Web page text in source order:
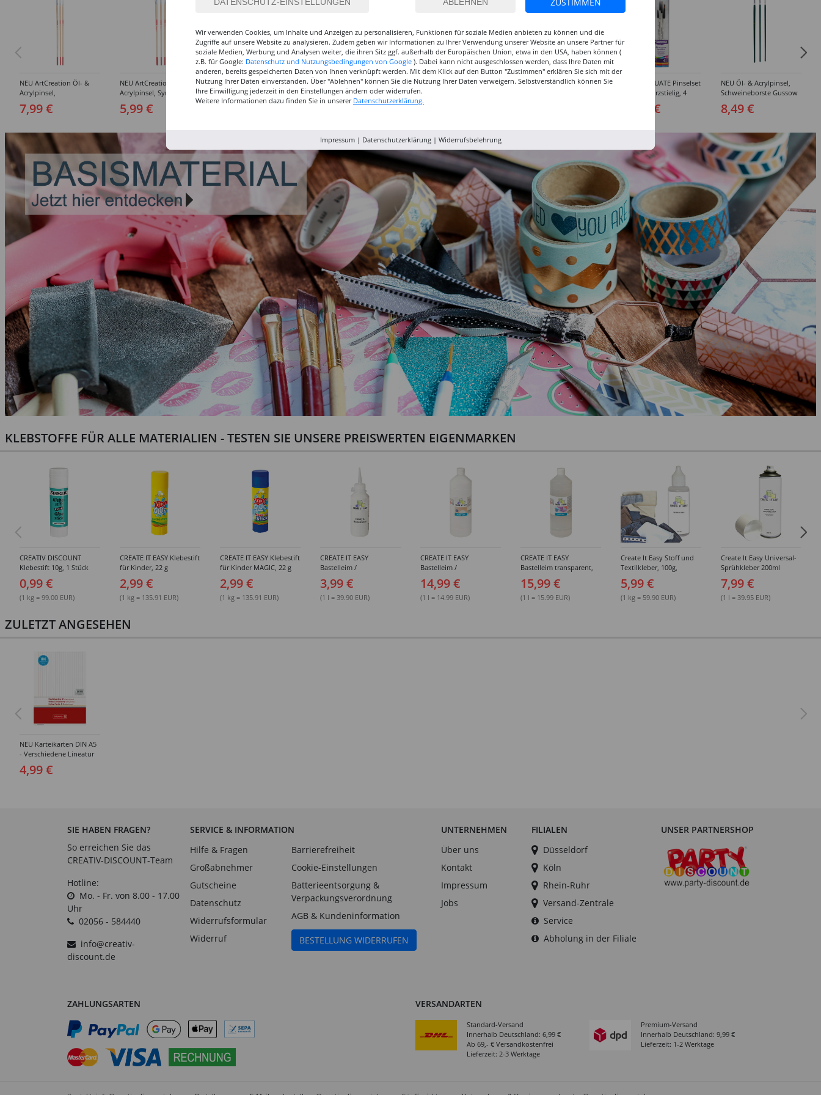
NEU ArtCreation Öl- &
Acrylpinsel,
3er Set, No. 2, 6, 10
7,99 €
NEU ArtCreation Öl- &
Acrylpinsel, Synthetik,
Flachpinsel, 4, 8, 16
5,99 €
NEU GRADUATE Pinselset
Rund, kurzstielig, 3
Synthetikpinsel
12,99 €
NEU GRADUATE
Pinselset, langsteilig, 3
Synthetikpinsel
12,99 €
NEU GRADUATE Pinselset
kurzstielig 4
Synthetikpinsel
15,99 €
Marabu Pinselset Basics
NEU GRADUATE Pinselset
"Detail“, kurzstielig, 4
15,99 €
NEU Öl- & Acrylpinsel,
Schweineborste Gussow
8,49 €
KLEBSTOFFE FÜR ALLE MATERIALIEN - TESTEN SIE UNSERE PREISWERTEN EIGENMARKEN
CREATIV DISCOUNT
Klebestift 10g, 1 Stück
0,99 €
(1 kg = 99.00 EUR)
CREATE IT EASY Klebestift
für Kinder, 22 g
2,99 €
(1 kg = 135.91 EUR)
CREATE IT EASY Klebestift
für Kinder MAGIC, 22 g
2,99 €
(1 kg = 135.91 EUR)
CREATE IT EASY
Bastelleim /
Buchbinderleim, 100 ml
3,99 €
(1 l = 39.90 EUR)
CREATE IT EASY
Bastelleim /
Buchbinderleim, 1000 ml
14,99 €
(1 l = 14.99 EUR)
CREATE IT EASY
Bastelleim transparent,
ohne Lösungsmittel,
1000 ml
15,99 €
(1 l = 15.99 EUR)
Create It Easy Stoff und
Textilkleber, 100g,
Kunststoffflasche mit
Maldüse
5,99 €
(1 kg = 59.90 EUR)
Create It Easy Universal-
Sprühkleber 200ml
(permanent)
7,99 €
(1 l = 39.95 EUR)
ZULETZT ANGESEHEN
NEU Karteikarten DIN A5
- Verschiedene Lineatur
4,99 €
SIE HABEN FRAGEN?
So erreichen Sie das
CREATIV-DISCOUNT-Team
Hotline:
Mo. - Fr. von 8.00 - 17.00
Uhr
02056 - 584440
info@creativ-
discount.de
SERVICE & INFORMATION
Hilfe & Fragen
Großabnehmer
Gutscheine
Datenschutz
Widerrufsformular
Widerruf
Barrierefreiheit
Cookie-Einstellungen
Batterieentsorgung &
Verpackungsverordnung
AGB & Kundeninformation
BESTELLUNG WIDERRUFEN
UNTERNEHMEN
Über uns
Kontakt
Impressum
Jobs
FILIALEN
Düsseldorf
Köln
Rhein-Ruhr
Versand-Zentrale
Service
Abholung in der Filiale
UNSER PARTNERSHOP
ZAHLUNGSARTEN VERSANDARTEN
Standard-Versand
Innerhalb Deutschland: 6,99 €
Ab 69,- € Versandkostenfrei
Lieferzeit: 2-3 Werktage
Premium-Versand
Innerhalb Deutschland: 9,99 €
Lieferzeit: 1-2 Werktage
Wir verwenden Cookies, um Inhalte und Anzeigen zu personalisieren, Funktionen für soziale Medien anbieten zu können und die
Zugriffe auf unsere Website zu analysieren. Zudem geben wir Informationen zu Ihrer Verwendung unserer Website an unsere Partner für
soziale Medien, Werbung und Analysen weiter, die ihren Sitz ggf. außerhalb der Europäischen Union, etwa in den USA, haben können (
z.B. für Google: Datenschutz und Nutzungsbedingungen von Google ). Dabei kann nicht ausgeschlossen werden, dass Ihre Daten mit
anderen, bereits gespeicherten Daten von Ihnen verknüpft werden. Mit dem Klick auf den Button "Zustimmen" erklären Sie sich mit der
Nutzung Ihrer Daten einverstanden. Über "Ablehnen" können Sie die Nutzung Ihrer Daten verweigern. Selbstverständlich können Sie
Ihre Einwilligung jederzeit in den Einstellungen ändern oder widerrufen.
Weitere Informationen dazu finden Sie in unserer Datenschutzerklärung.
Impressum| Datenschutzerklärung| Widerrufsbelehrung